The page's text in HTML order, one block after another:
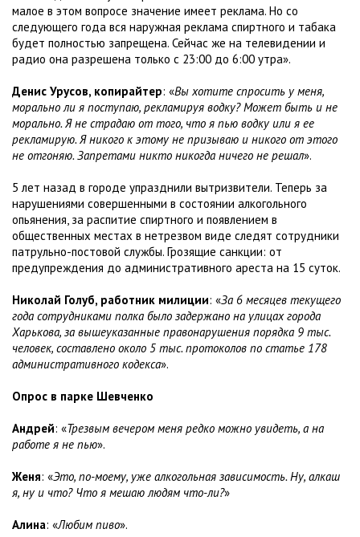
малое в этом вопросе значение имеет реклама. Но со
следующего года вся наружная реклама спиртного и табака
будет полностью запрещена. Сейчас же на телевидении и
радио она разрешена только с 23:00 до 6:00 утра».
Денис Урусов, копирайтер: «Вы хотите спросить у меня,
морально ли я поступаю, рекламируя водку? Может быть и не
морально. Я не страдаю от того, что я пью водку или я ее
рекламирую. Я никого к этому не призываю и никого от этого
не отгоняю. Запретами никто никогда ничего не решал».
5 лет назад в городе упразднили вытризвители. Теперь за
нарушениями совершенными в состоянии алкогольного
опьянения, за распитие спиртного и появлением в
общественных местах в нетрезвом виде следят сотрудники
патрульно-постовой службы. Грозящие санкции: от
предупреждения до административного ареста на 15 суток.
Николай Голуб, работник милиции: «За 6 месяцев текущего
года сотрудниками полка было задержано на улицах города
Харькова, за вышеуказанные правонарушения порядка 9 тыс.
человек, составлено около 5 тыс. протоколов по статье 178
административного кодекса».
Опрос в парке Шевченко
Андрей: «Трезвым вечером меня редко можно увидеть, а на
работе я не пью».
Женя: «Это, по-моему, уже алкогольная зависимость. Ну, алкаш
я, ну и что? Что я мешаю людям что-ли?»
Алина: «Любим пиво».